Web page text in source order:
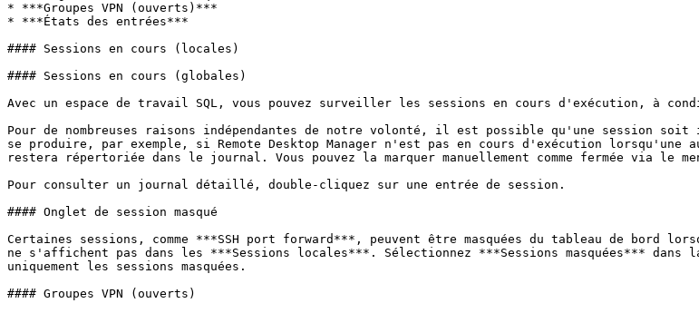
* ***Groupes VPN (ouverts)***
* ***États des entrées***
#### Sessions en cours (locales)
#### Sessions en cours (globales)
Avec un espace de travail SQL, vous pouvez surveiller les sessions en cours d'exécution, à
Pour de nombreuses raisons indépendantes de notre volonté, il est possible qu'une session soit
se produire, par exemple, si Remote Desktop Manager n'est pas en cours d'exécution
restera répertoriée dans le journal. Vous pouvez la marquer manuellement comme fermée via le
Pour consulter un journal détaillé, double-cliquez sur une entrée de session.
#### Onglet de session masqué
Certaines sessions, comme ***SSH port forward***, peuvent être masquées du tableau de bord
ne s'affichent pas dans les ***Sessions locales***. Sélectionnez ***Sessions masquées***
uniquement les sessions masquées.
#### Groupes VPN (ouverts)